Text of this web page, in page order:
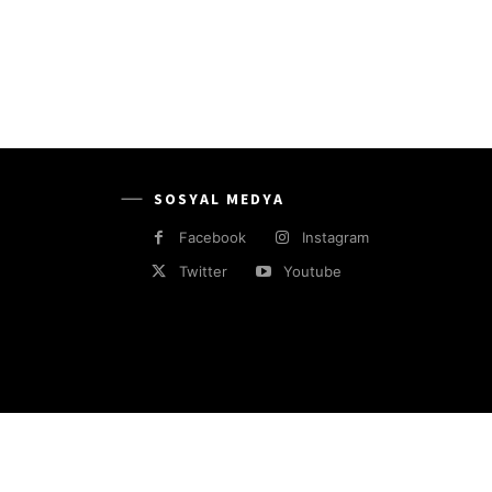
SOSYAL MEDYA
Facebook
Instagram
Twitter
Youtube